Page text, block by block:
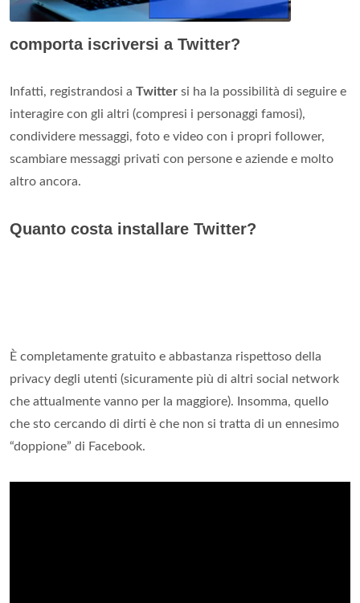
comporta iscriversi a Twitter?
Infatti, registrandosi a Twitter si ha la possibilità di seguire e
interagire con gli altri (compresi i personaggi famosi),
condividere messaggi, foto e video con i propri follower,
scambiare messaggi privati con persone e aziende e molto
altro ancora.
Quanto costa installare Twitter?
È completamente gratuito e abbastanza rispettoso della
privacy degli utenti (sicuramente più di altri social network
che attualmente vanno per la maggiore). Insomma, quello
che sto cercando di dirti è che non si tratta di un ennesimo
“doppione” di Facebook.